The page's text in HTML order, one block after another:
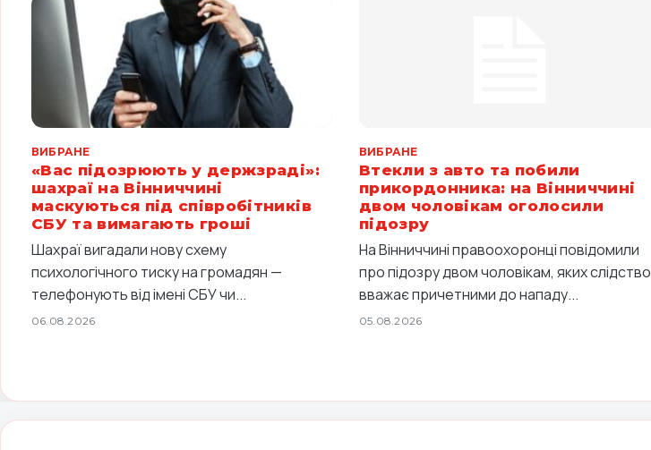
ВИБРАНЕ
«Вас підозрюють у держзраді»:
шахраї на Вінниччині
маскуються під співробітників
СБУ та вимагають гроші
Шахраї вигадали нову схему
психологічного тиску на громадян —
телефонують від імені СБУ чи...
06.08.2026
ВИБРАНЕ
Втекли з авто та побили
прикордонника: на Вінниччині
двом чоловікам оголосили
підозру
На Вінниччині правоохоронці повідомили
про підозру двом чоловікам, яких слідство
вважає причетними до нападу...
05.08.2026